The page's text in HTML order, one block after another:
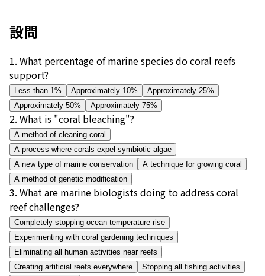
設問
1. What percentage of marine species do coral reefs
support?
Less than 1% Approximately 10%
Approximately 25%
Approximately 50%
Approximately 75%
2. What is "coral bleaching"?
A method of cleaning coral
A process where corals expel symbiotic algae
A new type of marine conservation
A technique for growing coral
A method of genetic modification
3. What are marine biologists doing to address coral
reef challenges?
Completely stopping ocean temperature rise
Experimenting with coral gardening techniques
Eliminating all human activities near reefs
Creating artificial reefs everywhere
Stopping all fishing activities